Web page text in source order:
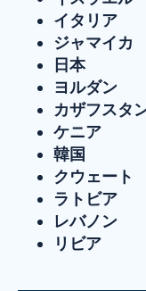
イタリア
ジャマイカ
日本
ヨルダン
カザフスタ
ケニア
韓国
クウェート
ラトビア
レバノン
リビア